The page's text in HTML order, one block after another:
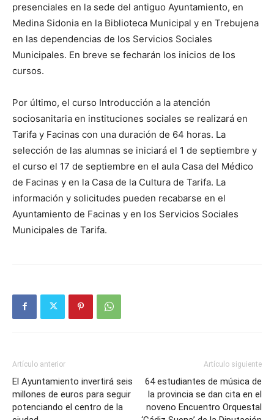
presenciales en la sede del antiguo Ayuntamiento, en
Medina Sidonia en la Biblioteca Municipal y en Trebujena
en las dependencias de los Servicios Sociales
Municipales. En breve se fecharán los inicios de los
cursos.
Por último, el curso Introducción a la atención
sociosanitaria en instituciones sociales se realizará en
Tarifa y Facinas con una duración de 64 horas. La
selección de las alumnas se iniciará el 1 de septiembre y
el curso el 17 de septiembre en el aula Casa del Médico
de Facinas y en la Casa de la Cultura de Tarifa. La
información y solicitudes pueden recabarse en el
Ayuntamiento de Facinas y en los Servicios Sociales
Municipales de Tarifa.
Artículo anterior
El Ayuntamiento invertirá seis
millones de euros para seguir
potenciando el centro de la
Artículo siguiente
64 estudiantes de música de
la provincia se dan cita en el
noveno Encuentro Orquestal